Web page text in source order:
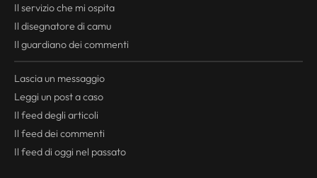
Il servizio che mi ospita
Il disegnatore di camu
Il guardiano dei commenti
Lascia un messaggio
Leggi un post a caso
Il feeddegli articoli
Il feeddei commenti
Il feeddi oggi nel passato